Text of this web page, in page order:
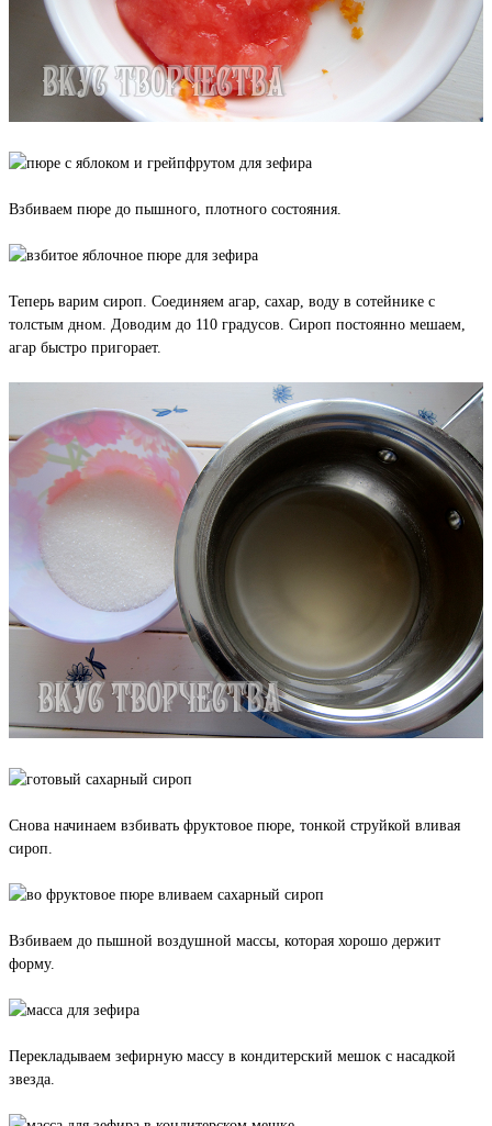
Взбиваем пюре до пышного, плотного состояния.
Теперь варим сироп. Соединяем агар, сахар, воду в сотейнике с
толстым дном. Доводим до 110 градусов. Сироп постоянно мешаем,
агар быстро пригорает.
Снова начинаем взбивать фруктовое пюре, тонкой струйкой вливая
сироп.
Взбиваем до пышной воздушной массы, которая хорошо держит
форму.
Перекладываем зефирную массу в кондитерский мешок с насадкой
звезда.